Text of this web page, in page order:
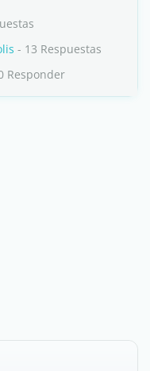
- 13 Respuestas
Responder